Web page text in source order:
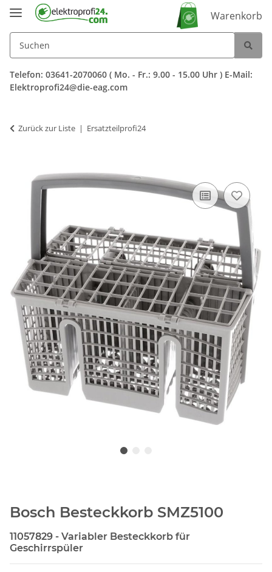
Warenkorb
Telefon: 03641-2070060 ( Mo. - Fr.: 9.00 - 15.00 Uhr ) E-Mail:
Elektroprofi24@die-eag.com
Zurück zur Liste Ersatzteilprofi24
Bosch Besteckkorb SMZ5100
11057829 - Variabler Besteckkorb für
Geschirrspüler